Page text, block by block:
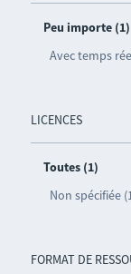
Peu importe (1)
Avec temps
LICENCES
Toutes (1)
Non spécifiée
FORMAT DE